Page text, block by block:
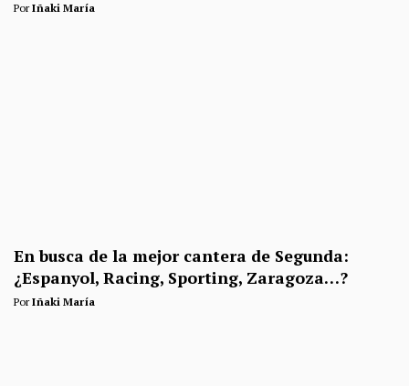
PorIñaki María
En busca de la mejor cantera de Segunda:
¿Espanyol, Racing, Sporting, Zaragoza…?
PorIñaki María